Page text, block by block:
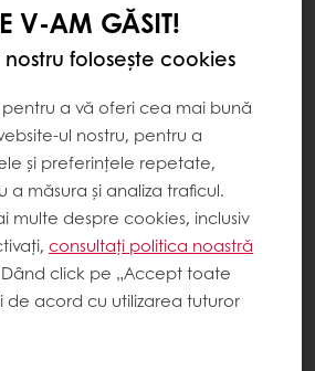
V-AM GĂSIT!
folosește cookies
pentru a vă oferi cea mai bună
ul nostru, pentru a
și preferințele repetate,
a măsura și analiza traficul.
multe despre cookies, inclusiv
consultați politica noastră
click pe „Accept toate
de acord cu utilizarea tuturor